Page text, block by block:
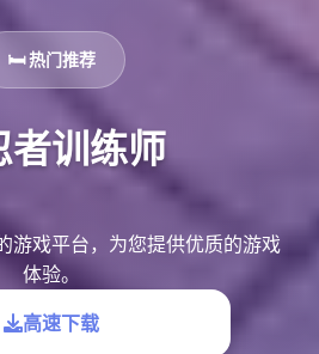
🛏️ 热门推荐
者训练师
游戏平台，为您提供优质的游戏
体验。
高速下载